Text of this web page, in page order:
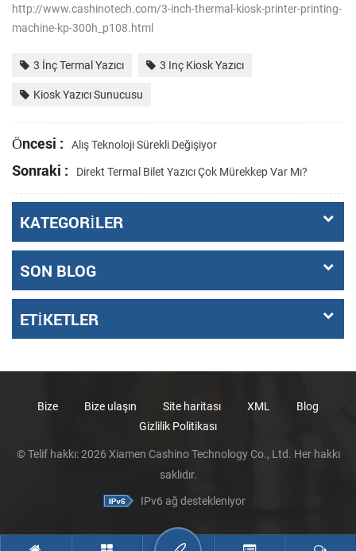
http://www.cashinotech.com/3-inch-thermal-kiosk-printer-printing-
machine-kp-300h_p108.html
3 İnç Termal Yazıcı 3 Inç Kiosk Yazıcı
Kiosk Yazıcı Sunucusu
Öncesi : Alış Teknoloji Sürekli Değişiyor
Sonraki : Direkt Termal Bilet Yazıcı Çok Mürekkep Var Mı?
KATEGORILER
SON BLOG
ETIKETLER
Bize Bize ulaşın Site haritası XML
Blog
Gizlilik Politikası
© Telif hakkı: 2026 Xiamen Cashino Technology Co., Ltd. Her hakkı
saklıdır.
IPv6 ağ destekleniyor